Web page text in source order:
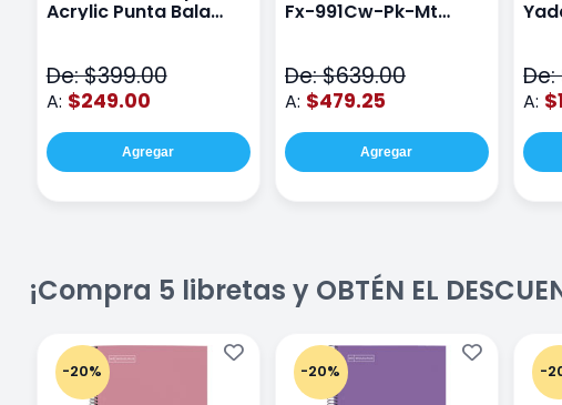
Acrylic Punta Bala
De: $399.00
A: $249.00
Agregar
Fx-991Cw-Pk-Mt
De: $639.00
A: $479.25
Agregar
A:
¡Compra 5 libretas y OBTÉN EL
-20% -20% -